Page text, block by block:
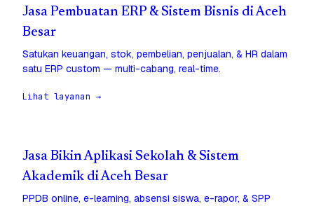
Jasa Pembuatan ERP & Sistem Bisnis di Aceh
Besar
Satukan keuangan, stok, pembelian, penjualan, & HR dalam
satu ERP custom — multi-cabang, real-time.
Lihat layanan →
Jasa Bikin Aplikasi Sekolah & Sistem
Akademik di Aceh Besar
PPDB online, e-learning, absensi siswa, e-rapor, & SPP